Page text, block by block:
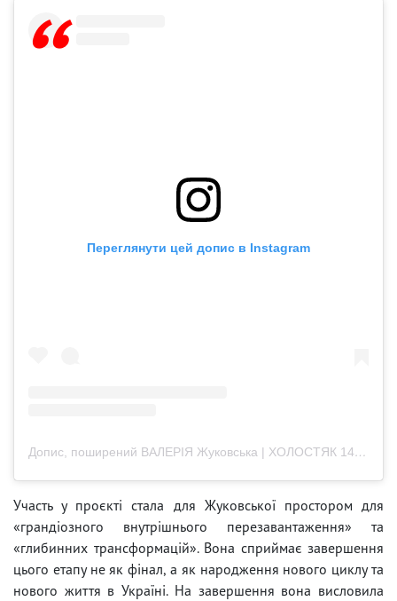
Переглянути цей допис в Instagram
Допис, поширений ВАЛЕРІЯ Жуковська | ХОЛОСТЯК 14 (@zhukovska.valerie)
Участь у проєкті стала для Жуковської простором для
«грандіозного внутрішнього перезавантаження» та
«глибинних трансформацій». Вона сприймає завершення
цього етапу не як фінал, а як народження нового циклу та
нового життя в Україні. На завершення вона висловила